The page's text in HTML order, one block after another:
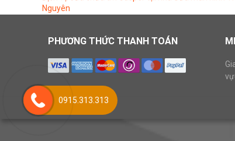
Nguyên
0915.313.313
PHƯƠNG THỨC THANH TOÁN